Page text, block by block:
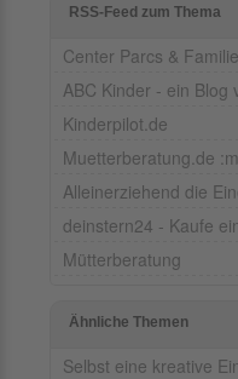
RSS-Feed zum Thema
Center Parcs &
ABC Kinder - ein Blog
Kinderpilot.de
Muetterberatung.de
Alleinerziehend die
deinstern24 - Kaufe
Mütterberatung
Ähnliche Themen
Selbst eine kreative